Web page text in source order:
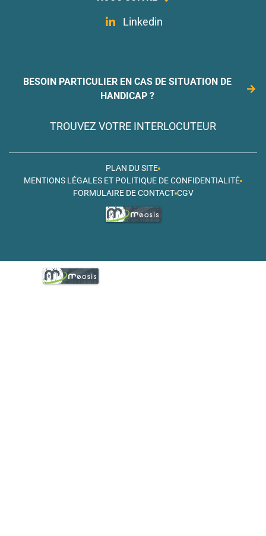
Linkedin
BESOIN PARTICULIER EN CAS DE SITUATION DE
HANDICAP ?
TROUVEZ VOTRE INTERLOCUTEUR
PLAN DU SITE
MENTIONS LÉGALES ET POLITIQUE DE CONFIDENTIALITÉ
FORMULAIRE DE CONTACT CGV